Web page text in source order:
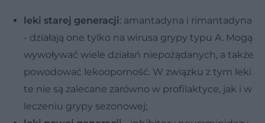
leki starej generacji: amantadyna i rimantadyna
- działają one tylko na wirusa grypy typu A. Mogą
wywoływać wiele działań niepożądanych, a także
powodować lekooporność. W związku z tym leki
te nie są zalecane zarówno w profilaktyce, jak i w
leczeniu grypy sezonowej;